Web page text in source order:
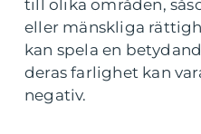
till olika områden,
eller mänskliga
kan spela en
deras farlighet kan
negativ.